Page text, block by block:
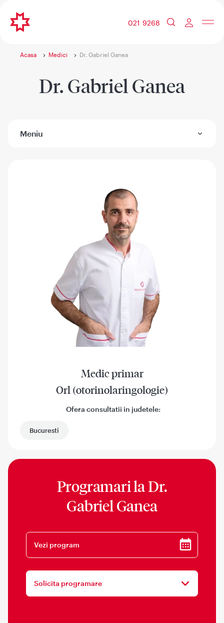
021 9268
Acasa Medici Dr. Gabriel Ganea
Dr. Gabriel Ganea
Meniu
Medic primar
Orl (otorinolaringologie)
Ofera consultatii in judetele:
Bucuresti
Programari laDr.
Gabriel Ganea
Vezi program
Solicita programare